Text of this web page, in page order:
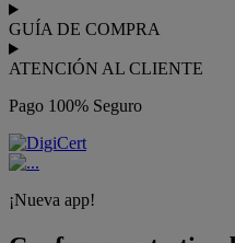
GUÍA DE COMPRA
ATENCIÓN AL CLIENTE
Pago 100% Seguro
¡Nueva app!